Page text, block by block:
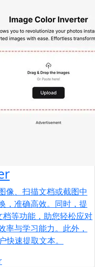
像、扫描文档或截图中
，准确高效。同时，提
等功能，助您轻松应对
率与学习能力。此外，
速提取文本。